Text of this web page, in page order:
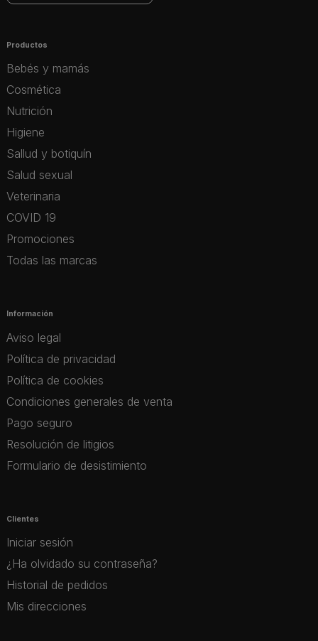
Productos
Bebés y mamás
Cosmética
Nutrición
Higiene
Sallud y botiquín
Salud sexual
Veterinaria
COVID 19
Promociones
Todas las marcas
Información
Aviso legal
Política de privacidad
Política de cookies
Condiciones generales de venta
Pago seguro
Resolución de litigios
Formulario de desistimiento
Clientes
Iniciar sesión
¿Ha olvidado su contraseña?
Historial de pedidos
Mis direcciones